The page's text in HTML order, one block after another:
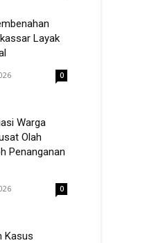
Layak
0
Warga
Olah
Penanganan
0
Kasus